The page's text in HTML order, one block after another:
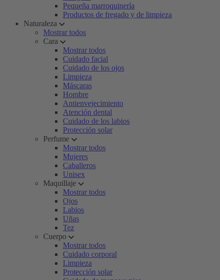
Pequeña marroquinería
Productos de fregado y de limpieza
Naturaleza
Mostrar todos
Cara
Mostrar todos
Cuidado facial
Cuidado de los ojos
Limpieza
Máscaras
Hombre
Antienvejecimiento
Atención dental
Cuidado de los labios
Protección solar
Perfume
Mostrar todos
Mujeres
Caballeros
Unisex
Maquillaje
Mostrar todos
Ojos
Labios
Uñas
Tez
Cuerpo
Mostrar todos
Cuidado corporal
Limpieza
Protección solar